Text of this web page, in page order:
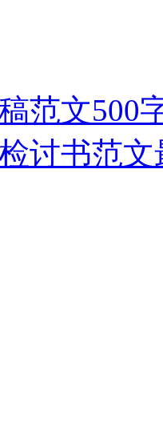
范文500
讨书范文